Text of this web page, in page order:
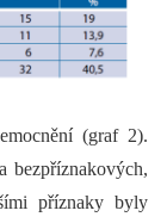
(graf 2).
bezpříznakových,
příznaky byly